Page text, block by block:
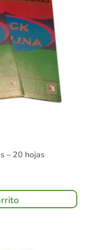
– 20 hojas